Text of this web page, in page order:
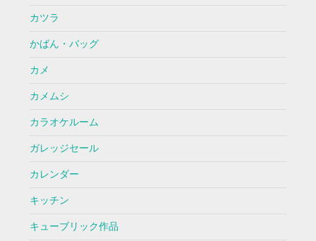
カツラ
かばん・バッグ
カメ
カメムシ
カラオケルーム
ガレッジセール
カレンダー
キッチン
キューブリック作品